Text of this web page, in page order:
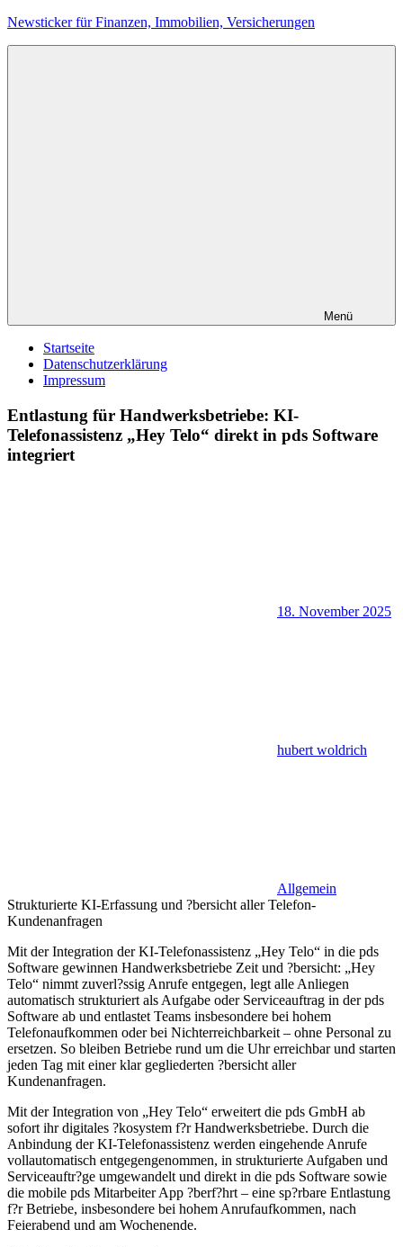
Zum
Newsticker für Finanzen, Immobilien, Versicherungen
Menü
Startseite
Datenschutzerklärung
Impressum
Entlastung für Handwerksbetriebe: KI-
Telefonassistenz „Hey Telo“ direkt in pds Software
integriert
18. November 2025
hubert woldrich
Allgemein
Strukturierte KI-Erfassung und ?bersicht aller Telefon-
Kundenanfragen
Mit der Integration der KI-Telefonassistenz „Hey Telo“ in die pds
Software gewinnen Handwerksbetriebe Zeit und ?bersicht: „Hey
Telo“ nimmt zuverl?ssig Anrufe entgegen, legt alle Anliegen
automatisch strukturiert als Aufgabe oder Serviceauftrag in der pds
Software ab und entlastet Teams insbesondere bei hohem
Telefonaufkommen oder bei Nichterreichbarkeit – ohne Personal zu
ersetzen. So bleiben Betriebe rund um die Uhr erreichbar und starten
jeden Tag mit einer klar gegliederten ?bersicht aller
Kundenanfragen.
Mit der Integration von „Hey Telo“ erweitert die pds GmbH ab
sofort ihr digitales ?kosystem f?r Handwerksbetriebe. Durch die
Anbindung der KI-Telefonassistenz werden eingehende Anrufe
vollautomatisch entgegengenommen, in strukturierte Aufgaben und
Serviceauftr?ge umgewandelt und direkt in die pds Software sowie
die mobile pds Mitarbeiter App ?berf?hrt – eine sp?rbare Entlastung
f?r Betriebe, insbesondere bei hohem Anrufaufkommen, nach
Feierabend und am Wochenende.